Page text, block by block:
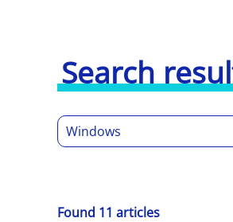
Search
Found 11 articles